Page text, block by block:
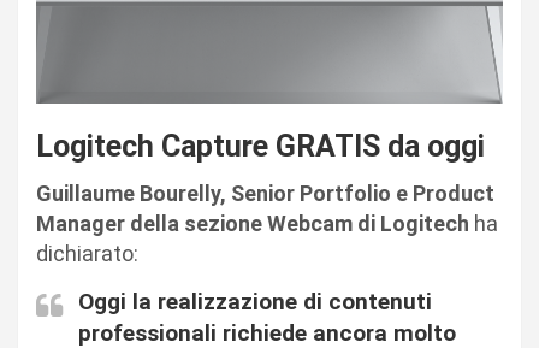
Logitech Capture GRATIS da oggi
Guillaume Bourelly, Senior Portfolio e Product
Manager della sezione Webcam di Logitech ha
dichiarato:
Oggi la realizzazione di contenuti
professionali richiede ancora molto